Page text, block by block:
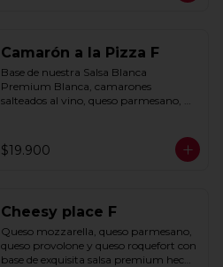
Camarón a la Pizza F
Base de nuestra Salsa Blanca
Premium Blanca, camarones
salteados al vino, queso parmesano,
$19.900
Cheesy place F
Queso mozzarella, queso parmesano,
queso provolone y queso roquefort con
base de exquisita salsa premium hecha